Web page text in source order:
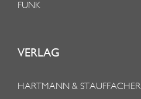
FUNK
VERLAG
HARTMANN & STAUFFACHER